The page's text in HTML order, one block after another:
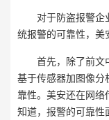
对于防盗报警企
统报警的可靠性，美
首先，除了前文
基于传感器加图像
靠性。美安还在网
知道，报警的可靠